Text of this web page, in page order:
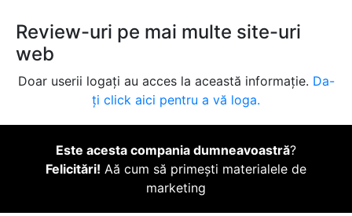
Review-uri pe mai multe site-uri
web
Doar userii logați au acces la această informație. Da-
ți click aici pentru a vă loga.
Este acesta compania dumneavoastră?
Felicitări! Aă cum să primești materialele de
marketing